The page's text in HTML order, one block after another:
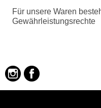
Besonderheiten:
hochwertiges
Für unsere Waren
Gewährleistungsrechte